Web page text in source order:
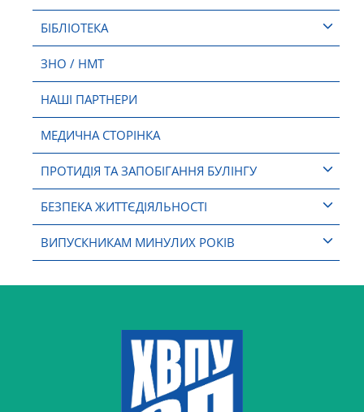
БІБЛІОТЕКА
ЗНО / НМТ
НАШІ ПАРТНЕРИ
МЕДИЧНА СТОРІНКА
ПРОТИДІЯ ТА ЗАПОБІГАННЯ БУЛІНГУ
БЕЗПЕКА ЖИТТЄДІЯЛЬНОСТІ
ВИПУСКНИКАМ МИНУЛИХ РОКІВ